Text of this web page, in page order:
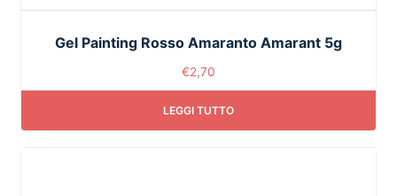
Gel Painting Rosso Amaranto Amarant 5g
€2,70
LEGGI TUTTO